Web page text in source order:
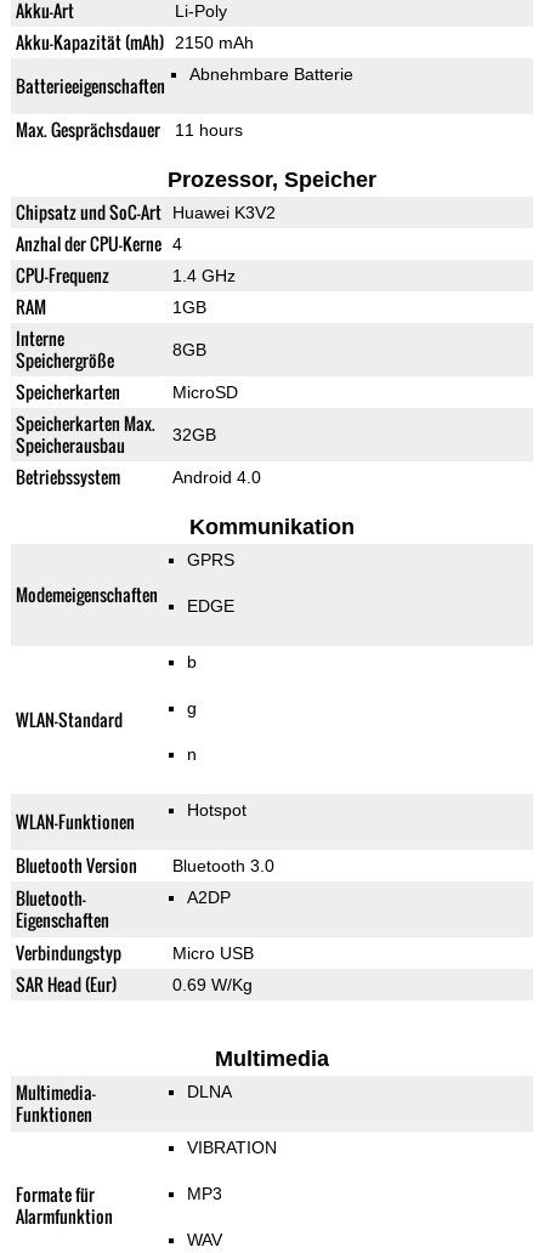
Akku-Art Li-Poly
Akku-Kapazität (mAh) 2150 mAh
Batterieeigenschaften Abnehmbare Batterie
Max. Gesprächsdauer 11 hours
Prozessor, Speicher
Chipsatz und SoC-Art Huawei K3V2
Anzhal der CPU-Kerne 4
CPU-Frequenz 1.4 GHz
RAM 1GB
Interne
Speichergröße
8GB
Speicherkarten MicroSD
Speicherkarten Max.
Speicherausbau
32GB
Betriebssystem Android 4.0
Kommunikation
Modemeigenschaften
GPRS
EDGE
WLAN-Standard
b
g
n
WLAN-Funktionen Hotspot
Bluetooth Version Bluetooth 3.0
Bluetooth-
Eigenschaften
A2DP
Verbindungstyp Micro USB
SAR Head (Eur) 0.69 W/Kg
Multimedia
Multimedia-
Funktionen
DLNA
Formate für
Alarmfunktion
VIBRATION
MP3
WAV